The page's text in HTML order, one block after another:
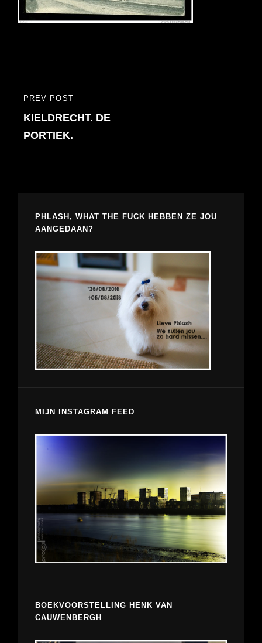
Bericht
navigatie
PREVIOUS
POST
PREV POST
KIELDRECHT. DE
PORTIEK.
PHLASH, WHAT THE FUCK HEBBEN ZE JOU
AANGEDAAN?
MIJN INSTAGRAM FEED
BOEKVOORSTELLING HENK VAN
CAUWENBERGH